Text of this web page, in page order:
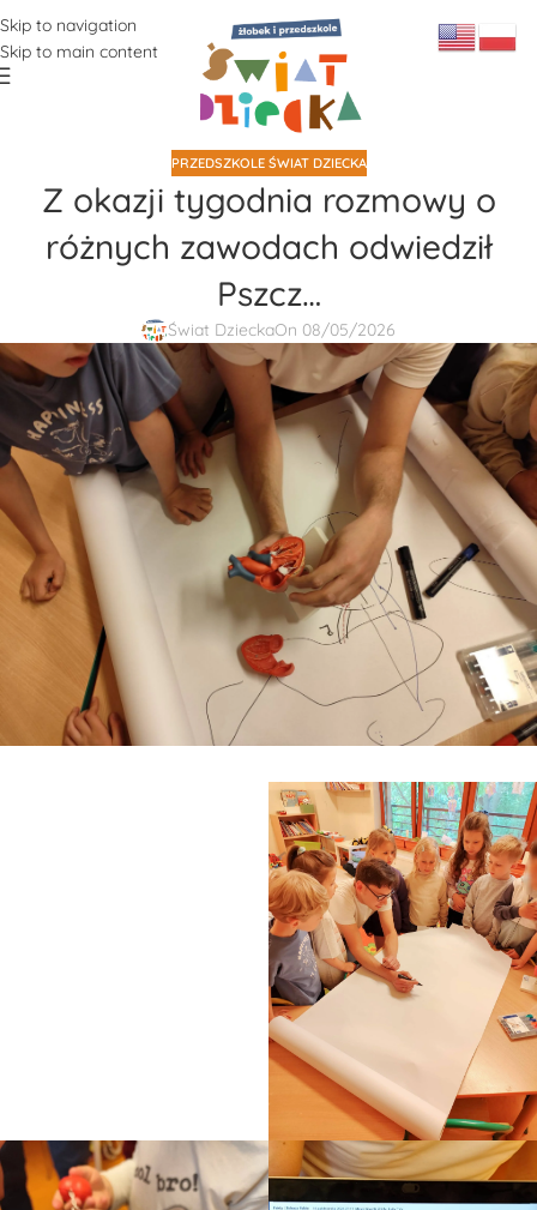
Skip to navigation
Skip to main content
PRZEDSZKOLE ŚWIAT DZIECKA
Z okazji tygodnia rozmowy o
różnych zawodach odwiedził
Pszcz…
Świat DzieckaOn 08/05/2026